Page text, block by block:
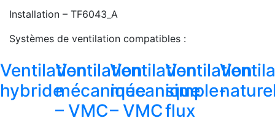
Installation – TF6043_A
Systèmes de ventilation compatibles :
Ventilation
hybride
Ventilation
mécanique
– VMC
Ventilation
mécanique
– VMC
Ventilation
simple-
flux